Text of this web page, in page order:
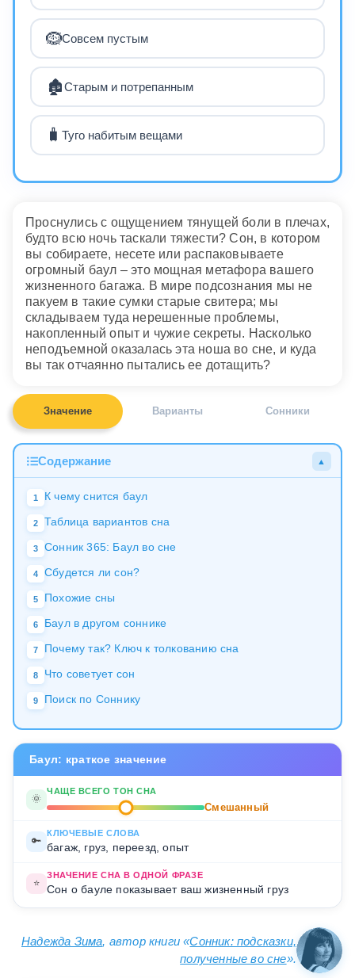
🪹Совсем пустым
🏚️Старым и потрепанным
🧳 Туго набитым вещами
Проснулись с ощущением тянущей боли в плечах,
будто всю ночь таскали тяжести? Сон, в котором
вы собираете, несете или распаковываете
огромный баул – это мощная метафора вашего
жизненного багажа. В мире подсознания мы не
пакуем в такие сумки старые свитера; мы
складываем туда нерешенные проблемы,
накопленный опыт и чужие секреты. Насколько
неподъемной оказалась эта ноша во сне, и куда
вы так отчаянно пытались ее дотащить?
Значение Варианты Сонники
Содержание ▲
1 К чему снится баул
2 Таблица вариантов сна
3 Сонник 365: Баул во сне
4 Сбудется ли сон?
5 Похожие сны
6 Баул в другом соннике
7 Почему так? Ключ к толкованию сна
8 Что советует сон
9 Поиск по Соннику
Баул: краткое значение
🌞
ЧАЩЕ ВСЕГО ТОН СНА
Смешанный
🔑
КЛЮЧЕВЫЕ СЛОВА
багаж, груз, переезд, опыт
⭐
ЗНАЧЕНИЕ СНА В ОДНОЙ ФРАЗЕ
Сон о бауле показывает ваш жизненный груз
Надежда Зима, автор книги «Сонник: подсказки,
полученные во сне».